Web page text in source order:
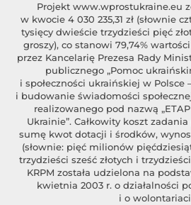
Projekt www.wprostukraine.eu
w kwocie 4 030 235,31 zł (słownie
tysięcy dwieście trzydzieści pięć
groszy), co stanowi 79,74%
przez Kancelarię Prezesa Rady
publicznego „Pomoc
i społeczności ukraińskiej w Polsce
i budowanie świadomości
realizowanego pod nazwą
Ukrainie”. Całkowity koszt
sumę kwot dotacji i środków, wynosi
(słownie: pięć milionów
trzydzieści sześć złotych i
KRPM została udzielona na
kwietnia 2003 r. o działalności
i o